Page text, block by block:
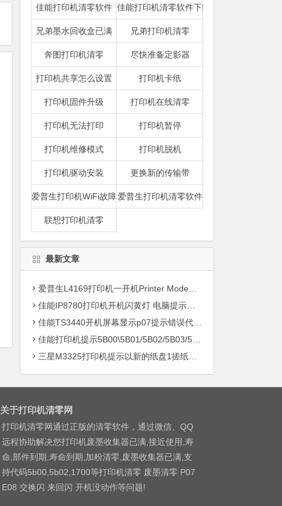
佳能打印机清零软件 佳能打印机清零软件下载
兄弟墨水回收盒已满 兄弟打印机清零
奔图打印机清零 尽快准备定影器
打印机共享怎么设置 打印机卡纸
打印机固件升级 打印机在线清零
打印机无法打印 打印机暂停
打印机维修模式 打印机脱机
打印机驱动安装 更换新的传输带
爱普生打印机WiFi故障爱普生打印机清零软件
联想打印机清零
最新文章
爱普生L4169打印机一开机Printer Mode故障主板维修
佳能IP8780打印机开机闪黄灯 电脑提示错误5B00快速解决方案清零
佳能TS3440开机屏幕显示p07提示错误代码5B00快速解决方案 清零
佳能打印机提示5B00\5B01/5B02/5B03/5B04/5B11/5B12/5B13/5B14/1700/1702/1703/1704
三星M3325打印机提示以新的纸盘1搓纸轮进行更换
关于打印机清零网
打印机清零网通过正版的清零软件，通过微信、QQ
远程协助解决您打印机废墨收集器已满,接近使用,寿
命,部件到期,寿命到期,加粉清零,废墨收集器已满,支
持代码5b00,5b02,1700等打印机清零 废墨清零 P07
E08 交换闪 来回闪 开机没动作等问题!